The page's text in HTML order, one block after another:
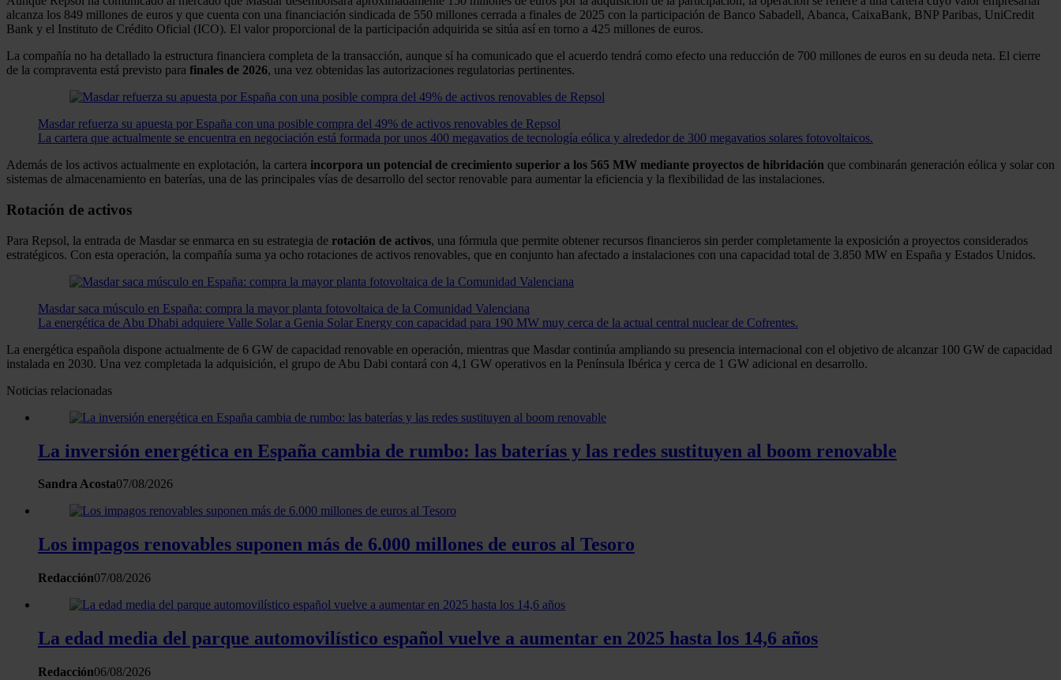
alcanza los 849 millones de euros y que cuenta con una financiación sindicada de 550 millones cerrada a finales de 2025 con la participación de Banco Sabadell, Abanca, CaixaBank, BNP Paribas, UniCredit
Bank y el Instituto de Crédito Oficial (ICO). El valor proporcional de la participación adquirida se sitúa así en torno a 425 millones de euros.
La compañía no ha detallado la estructura financiera completa de la transacción, aunque sí ha comunicado que el acuerdo tendrá como efecto una reducción de 700 millones de euros en su deuda neta. El cierre
de la compraventa está previsto para finales de 2026, una vez obtenidas las autorizaciones regulatorias pertinentes.
Masdar refuerza su apuesta por España con una posible compra del 49% de activos renovables de Repsol
La cartera que actualmente se encuentra en negociación está formada por unos 400 megavatios de tecnología eólica y alrededor de 300 megavatios solares fotovoltaicos.
Además de los activos actualmente en explotación, la cartera incorpora un potencial de crecimiento superior a los 565 MW mediante proyectos de hibridación que combinarán generación eólica y solar con
sistemas de almacenamiento en baterías, una de las principales vías de desarrollo del sector renovable para aumentar la eficiencia y la flexibilidad de las instalaciones.
Rotación de activos
Para Repsol, la entrada de Masdar se enmarca en su estrategia de rotación de activos, una fórmula que permite obtener recursos financieros sin perder completamente la exposición a proyectos considerados
estratégicos. Con esta operación, la compañía suma ya ocho rotaciones de activos renovables, que en conjunto han afectado a instalaciones con una capacidad total de 3.850 MW en España y Estados Unidos.
Masdar saca músculo en España: compra la mayor planta fotovoltaica de la Comunidad Valenciana
La energética de Abu Dhabi adquiere Valle Solar a Genia Solar Energy con capacidad para 190 MW muy cerca de la actual central nuclear de Cofrentes.
La energética española dispone actualmente de 6 GW de capacidad renovable en operación, mientras que Masdar continúa ampliando su presencia internacional con el objetivo de alcanzar 100 GW de capacidad
instalada en 2030. Una vez completada la adquisición, el grupo de Abu Dabi contará con 4,1 GW operativos en la Península Ibérica y cerca de 1 GW adicional en desarrollo.
Noticias relacionadas
La inversión energética en España cambia de rumbo: las baterías y las redes sustituyen al boom renovable
Sandra Acosta07/08/2026
Los impagos renovables suponen más de 6.000 millones de euros al Tesoro
Redacción07/08/2026
La edad media del parque automovilístico español vuelve a aumentar en 2025 hasta los 14,6 años
Redacción06/08/2026